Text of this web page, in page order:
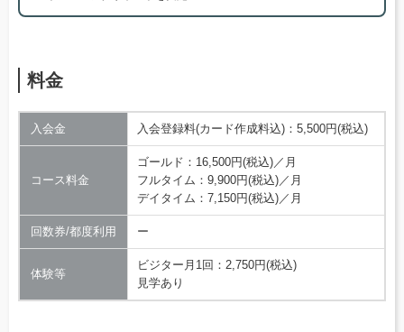
料金
入会金 入会登録料(カード作成料込)：5,500円(税込)
コース料金
ゴールド：16,500円(税込)／月
フルタイム：9,900円(税込)／月
デイタイム：7,150円(税込)／月
回数券/都度利用 ー
体験等
ビジター月1回：2,750円(税込)
見学あり